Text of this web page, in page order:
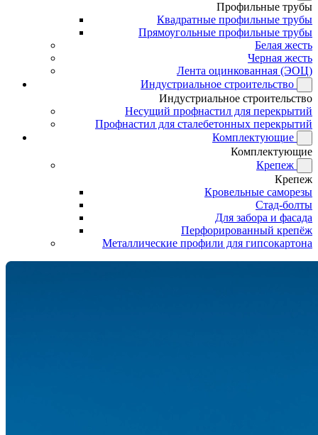
Профильные трубы
Квадратные профильные трубы
Прямоугольные профильные трубы
Белая жесть
Черная жесть
Лента оцинкованная (ЭОЦ)
Индустриальное строительство
Индустриальное строительство
Несущий профнастил для перекрытий
Профнастил для сталебетонных перекрытий
Комплектующие
Комплектующие
Крепеж
Крепеж
Кровельные саморезы
Стад-болты
Для забора и фасада
Перфорированный крепёж
Металлические профили для гипсокартона